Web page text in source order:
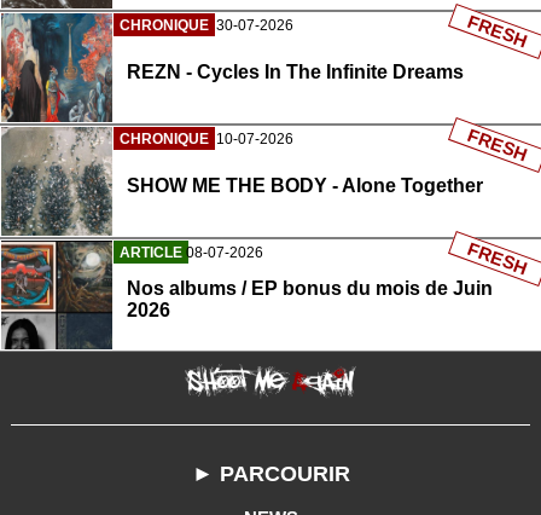
CHRONIQUE 30-07-2026
REZN - Cycles In The Infinite Dreams
FRESH
CHRONIQUE 10-07-2026
SHOW ME THE BODY - Alone Together
FRESH
ARTICLE 08-07-2026
Nos albums / EP bonus du mois de Juin
2026
FRESH
► PARCOURIR